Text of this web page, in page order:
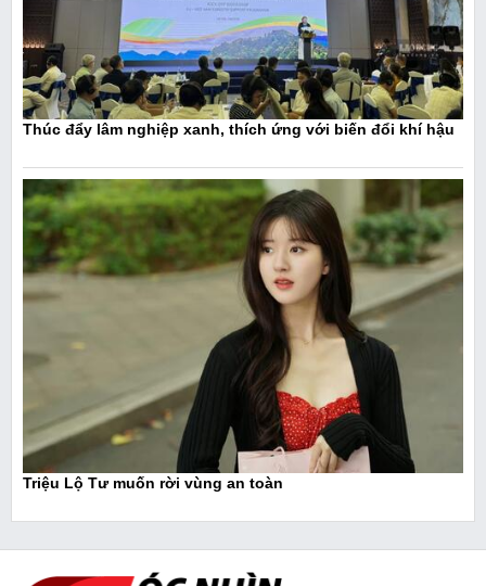
Thúc đẩy lâm nghiệp xanh, thích ứng với biến đổi khí hậu
Triệu Lộ Tư muốn rời vùng an toàn